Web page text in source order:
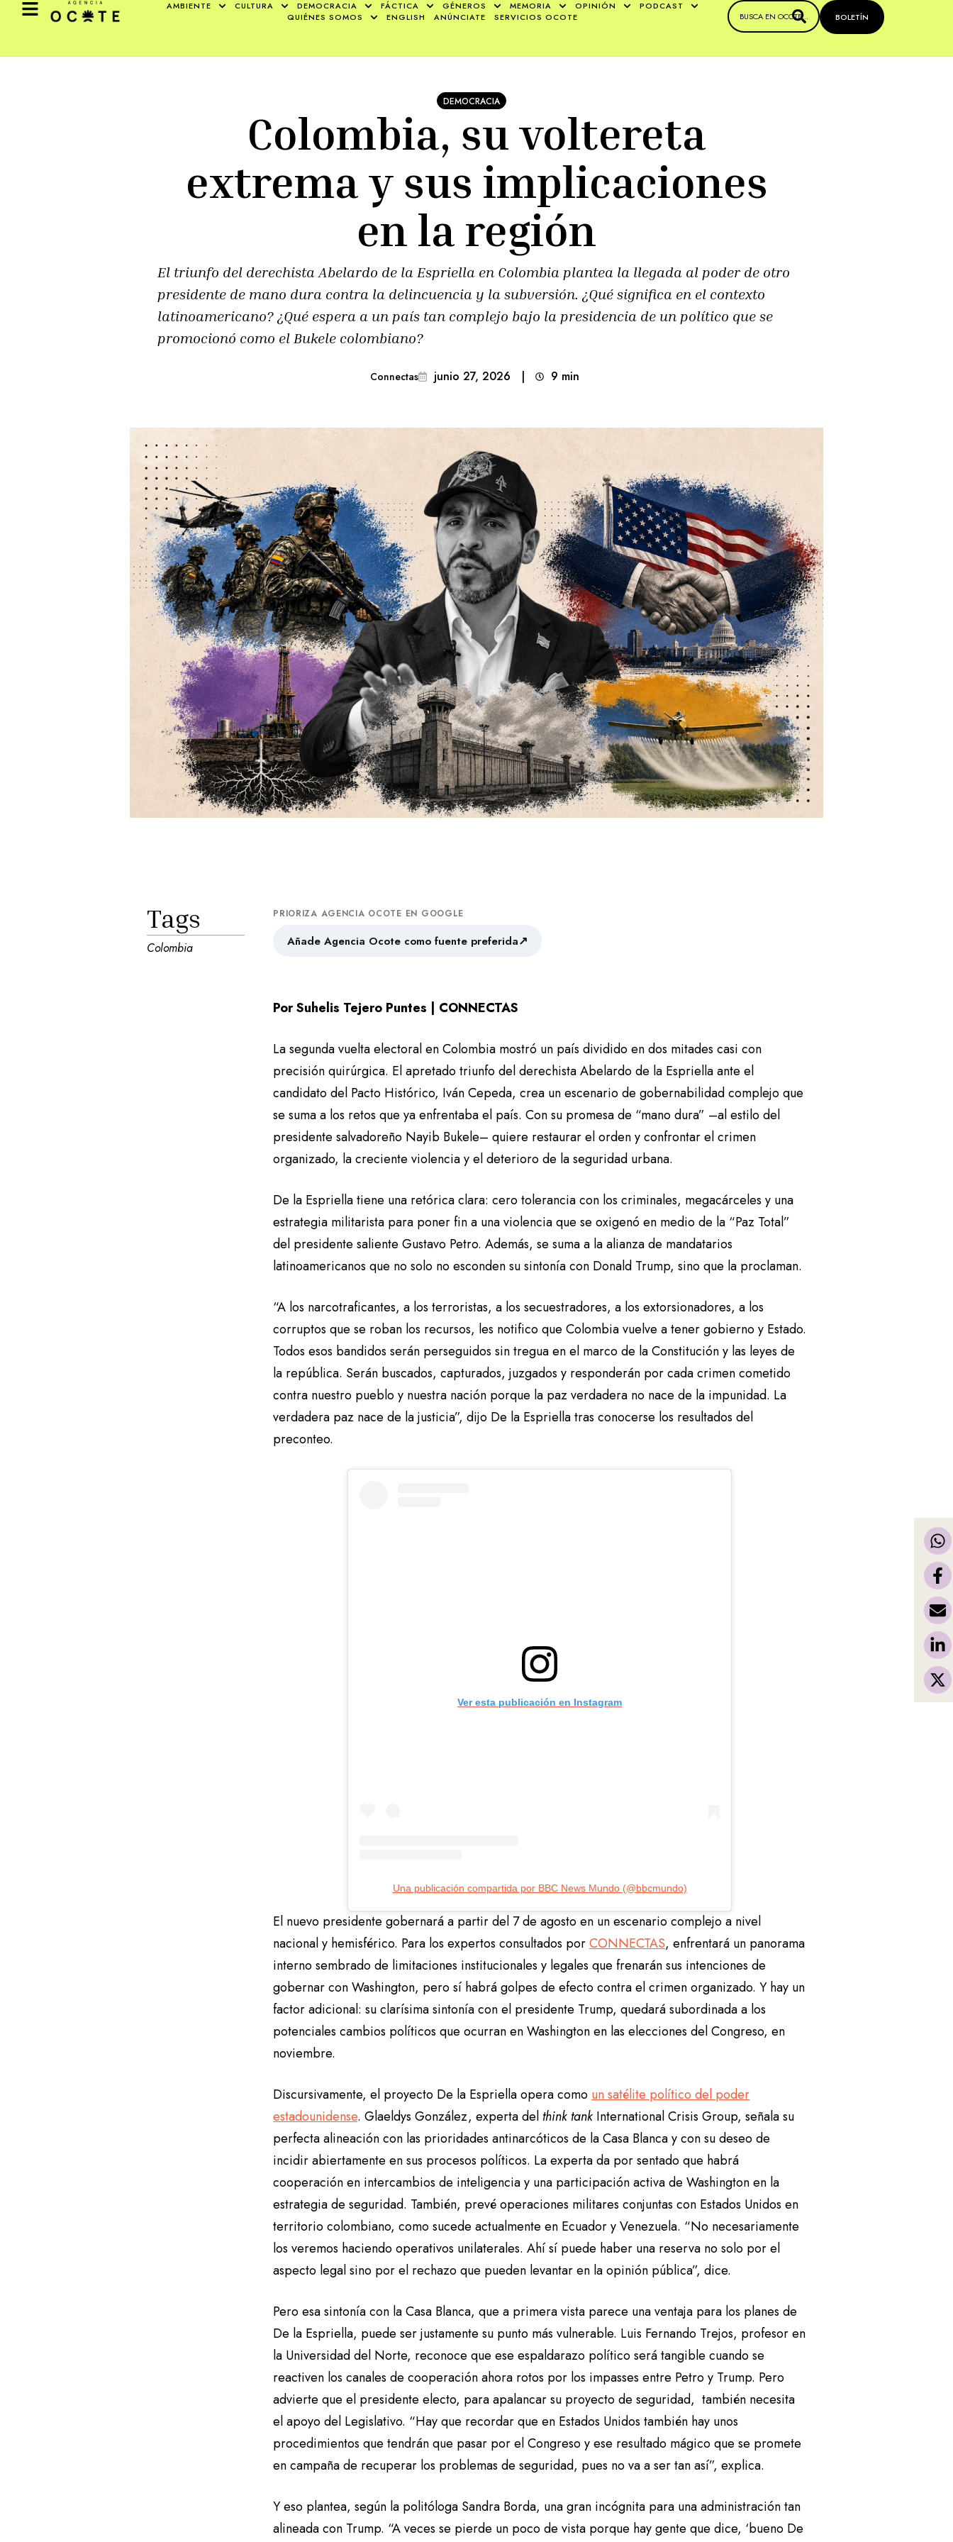
AMBIENTE CULTURA DEMOCRACIA FÁCTICA GÉNEROS MEMORIA OPINIÓN
PODCAST
QUIÉNES SOMOS
ENGLISH ANÚNCIATE SERVICIOS OCOTE BOLETÍN
DEMOCRACIA
Colombia, su voltereta
extrema y sus implicaciones
en la región
El triunfo del derechista Abelardo de la Espriella en Colombia plantea la llegada al poder de otro
presidente de mano dura contra la delincuencia y la subversión. ¿Qué significa en el contexto
latinoamericano? ¿Qué espera a un país tan complejo bajo la presidencia de un político que se
promocionó como el Bukele colombiano?
Connectas junio 27, 2026 | 9 min
Tags
Colombia
PRIORIZA AGENCIA OCOTE EN GOOGLE
Añade Agencia Ocote como fuente preferida↗
Por Suhelis Tejero Puntes | CONNECTAS
La segunda vuelta electoral en Colombia mostró un país dividido en dos mitades casi con
precisión quirúrgica. El apretado triunfo del derechista Abelardo de la Espriella ante el
candidato del Pacto Histórico, Iván Cepeda, crea un escenario de gobernabilidad complejo que
se suma a los retos que ya enfrentaba el país. Con su promesa de “mano dura” –al estilo del
presidente salvadoreño Nayib Bukele– quiere restaurar el orden y confrontar el crimen
organizado, la creciente violencia y el deterioro de la seguridad urbana.
De la Espriella tiene una retórica clara: cero tolerancia con los criminales, megacárceles y una
estrategia militarista para poner fin a una violencia que se oxigenó en medio de la “Paz Total”
del presidente saliente Gustavo Petro. Además, se suma a la alianza de mandatarios
latinoamericanos que no solo no esconden su sintonía con Donald Trump, sino que la proclaman.
“A los narcotraficantes, a los terroristas, a los secuestradores, a los extorsionadores, a los
corruptos que se roban los recursos, les notifico que Colombia vuelve a tener gobierno y Estado.
Todos esos bandidos serán perseguidos sin tregua en el marco de la Constitución y las leyes de
la república. Serán buscados, capturados, juzgados y responderán por cada crimen cometido
contra nuestro pueblo y nuestra nación porque la paz verdadera no nace de la impunidad. La
verdadera paz nace de la justicia”, dijo De la Espriella tras conocerse los resultados del
preconteo.
Ver esta publicación en Instagram
Una publicación compartida por BBC News Mundo (@bbcmundo)
El nuevo presidente gobernará a partir del 7 de agosto en un escenario complejo a nivel
nacional y hemisférico. Para los expertos consultados porCONNECTAS, enfrentará un panorama
interno sembrado de limitaciones institucionales y legales que frenarán sus intenciones de
gobernar con Washington, pero sí habrá golpes de efecto contra el crimen organizado. Y hay un
factor adicional: su clarísima sintonía con el presidente Trump, quedará subordinada a los
potenciales cambios políticos que ocurran en Washington en las elecciones del Congreso, en
noviembre.
Discursivamente, el proyecto De la Espriella opera como un satélite político del poder
estadounidense. Glaeldys González, experta del think tank International Crisis Group, señala su
perfecta alineación con las prioridades antinarcóticos de la Casa Blanca y con su deseo de
incidir abiertamente en sus procesos políticos. La experta da por sentado que habrá
cooperación en intercambios de inteligencia y una participación activa de Washington en la
estrategia de seguridad. También, prevé operaciones militares conjuntas con Estados Unidos en
territorio colombiano, como sucede actualmente en Ecuador y Venezuela. “No necesariamente
los veremos haciendo operativos unilaterales. Ahí sí puede haber una reserva no solo por el
aspecto legal sino por el rechazo que pueden levantar en la opinión pública”, dice.
Pero esa sintonía con la Casa Blanca, que a primera vista parece una ventaja para los planes de
De la Espriella, puede ser justamente su punto más vulnerable. Luis Fernando Trejos, profesor en
la Universidad del Norte, reconoce que ese espaldarazo político será tangible cuando se
reactiven los canales de cooperación ahora rotos por los impasses entre Petro y Trump. Pero
advierte que el presidente electo, para apalancar su proyecto de seguridad, también necesita
el apoyo del Legislativo. “Hay que recordar que en Estados Unidos también hay unos
procedimientos que tendrán que pasar por el Congreso y ese resultado mágico que se promete
en campaña de recuperar los problemas de seguridad, pues no va a ser tan así”, explica.
Y eso plantea, según la politóloga Sandra Borda, una gran incógnita para una administración tan
alineada con Trump. “A veces se pierde un poco de vista porque hay gente que dice, ‘bueno De